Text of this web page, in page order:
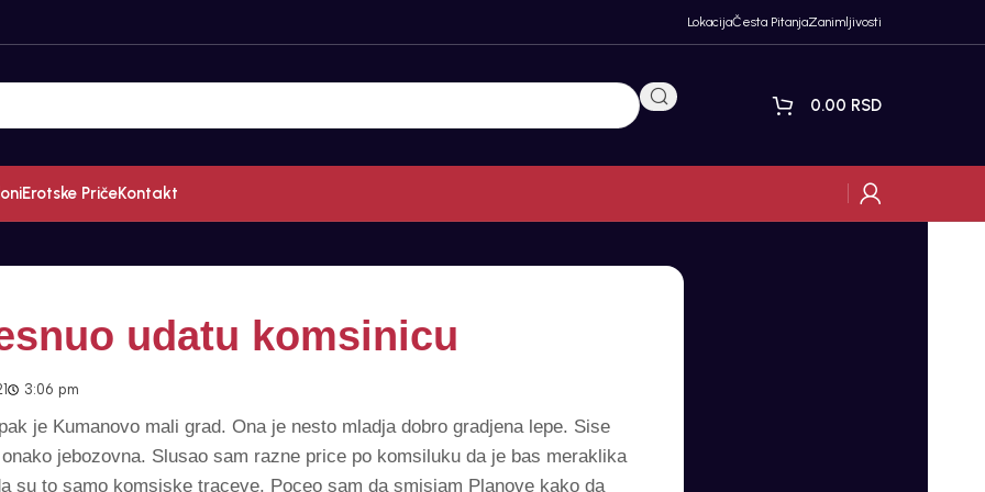
LokacijaČesta PitanjaZanimljivosti
0.00 RSD
Erotske PričeKontakt
udatu komsinicu
3:06 pm
je Kumanovo mali grad. Ona je nesto mladja dobro gradjena lepe. Sise
jebozovna. Slusao sam razne price po komsiluku da je bas meraklika
su to samo komsiske traceve. Poceo sam da smisjam Planove kako da